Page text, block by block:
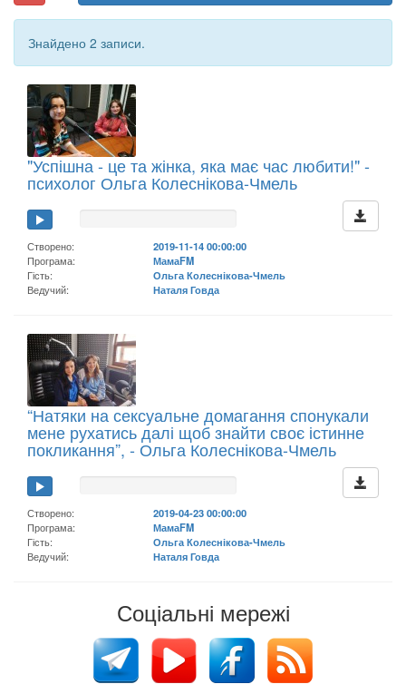
Знайдено 2 записи.
"Успішна - це та жінка, яка має час любити!" -
психолог Ольга Колеснікова-Чмель
Створено:
2019-11-14 00:00:00
Програма:
МамаFM
Гість:
Ольга Колеснікова-Чмель
Ведучий:
Наталя Говда
“Натяки на сексуальне домагання спонукали
мене рухатись далі щоб знайти своє істинне
покликання”, - Ольга Колеснікова-Чмель
Створено:
2019-04-23 00:00:00
Програма:
МамаFM
Гість:
Ольга Колеснікова-Чмель
Ведучий:
Наталя Говда
Соціальні мережі